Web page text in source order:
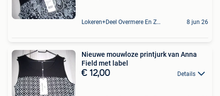
Lokeren+Deel Overmere En Zele 8 jun 26
Nieuwe mouwloze printjurk van Anna
Field met label
€ 12,00 Details